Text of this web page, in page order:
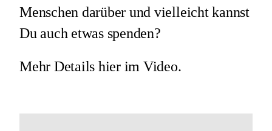
Menschen darüber und vielleicht kannst
Du auch etwas spenden?
Mehr Details hier im Video.